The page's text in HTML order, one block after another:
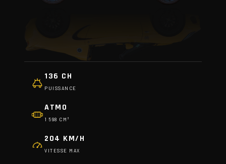
136 CH
PUISSANCE
ATMO
1 598 CM³
204 KM/H
VITESSE MAX